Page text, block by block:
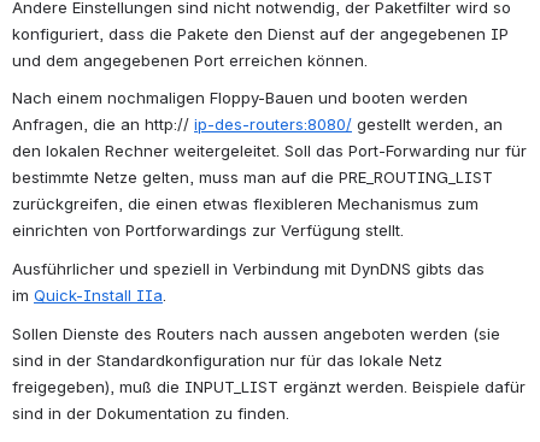
Andere Einstellungen sind nicht notwendig, der Paketfilter wird so
konfiguriert, dass die Pakete den Dienst auf der angegebenen IP
und dem angegebenen Port erreichen können.
Nach einem nochmaligen Floppy-Bauen und booten werden
Anfragen, die an http:// ip-des-routers:8080/ gestellt werden, an
den lokalen Rechner weitergeleitet. Soll das Port-Forwarding nur für
bestimmte Netze gelten, muss man auf die PRE_ROUTING_LIST
zurückgreifen, die einen etwas flexibleren Mechanismus zum
einrichten von Portforwardings zur Verfügung stellt.
Ausführlicher und speziell in Verbindung mit DynDNS gibts das
im Quick-Install IIa
Sollen Dienste des Routers nach aussen angeboten werden (sie
sind in der Standardkonfiguration nur für das lokale Netz
freigegeben), muß die INPUT_LIST ergänzt werden. Beispiele dafür
sind in der Dokumentation zu finden.